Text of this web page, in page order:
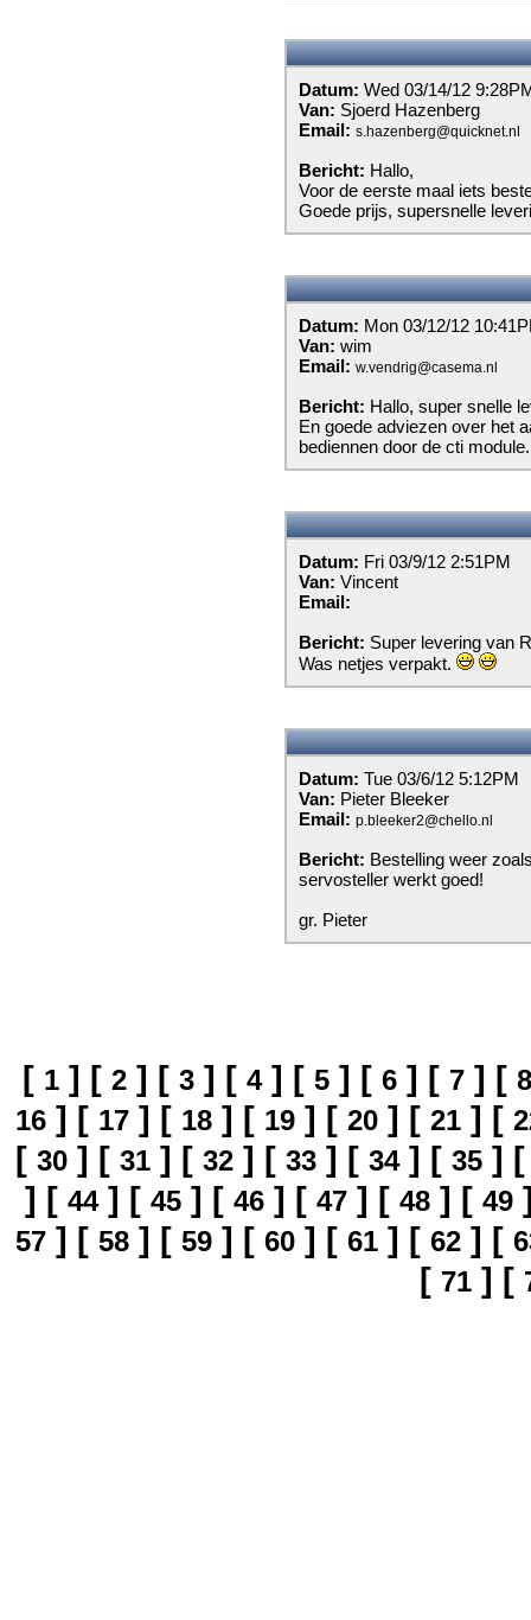
Datum: Wed 03/14/12
Van: Sjoerd Hazenberg
Email: s.hazenberg@quicknet.nl
Bericht: Hallo,
Voor de eerste maal iets
Goede prijs, supersnelle
Datum: Mon 03/12/12
Van: wim
Email: w.vendrig@casema.nl
Bericht: Hallo, super snelle
En goede adviezen over het
bediennen door de cti module.
Datum: Fri 03/9/12 2:51PM
Van: Vincent
Email:
Bericht: Super levering van
Was netjes verpakt.
Datum: Tue 03/6/12 5:12PM
Van: Pieter Bleeker
Email: p.bleeker2@chello.nl
Bericht: Bestelling weer
servosteller werkt goed!
gr. Pieter
[ 1 ] [ 2 ] [ 3 ] [ 4] [ 5 ] [ 6 ] [ 7 ] [ 8
16 ] [ 17 ] [ 18 ] [ 19 ] [ 20 ] [ 21 ] [
[ 30 ] [ 31 ] [ 32 ] [ 33 ] [ 34] [ 35 ]
] [ 44] [ 45 ] [ 46 ] [ 47 ] [ 48 ] [ 49
57 ] [ 58 ] [ 59 ] [ 60 ] [ 61 ] [ 62 ] [
[ 71 ] [